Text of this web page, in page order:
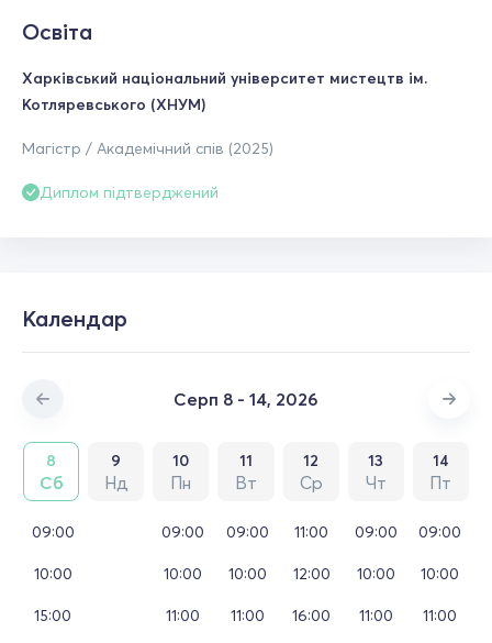
Освіта
Харківський національний університет мистецтв ім.
Котляревського (ХНУМ)
Магістр / Академічний спів (2025)
Диплом підтверджений
Календар
Серп 8 - 14, 2026
8
Сб
9
Нд
10
Пн
11
Вт
12
Ср
13
Чт
14
Пт
09:00
10:00
15:00
09:00
10:00
11:00
09:00
10:00
11:00
11:00
12:00
16:00
09:00
10:00
11:00
09:00
10:00
11:00